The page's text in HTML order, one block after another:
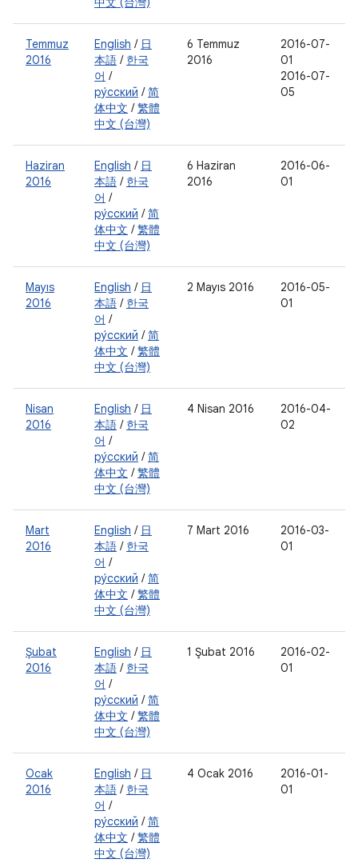
Temmuz
2016
English / 日
本語 / 한국
어 /
ру́сский /简
体中文 /繁體
中文 (台灣)
6 Temmuz
2016
2016-07-
01
2016-07-
05
Haziran
2016
English / 日
本語 / 한국
어 /
ру́сский /简
体中文 /繁體
中文 (台灣)
6 Haziran
2016
2016-06-
01
Mayıs
2016
English / 日
本語 / 한국
어 /
ру́сский /简
体中文 /繁體
中文 (台灣)
2 Mayıs 2016
2016-05-
01
Nisan
2016
English / 日
本語 / 한국
어 /
ру́сский /简
体中文 /繁體
中文 (台灣)
4 Nisan 2016
2016-04-
02
Mart
2016
English / 日
本語 / 한국
어 /
ру́сский /简
体中文 /繁體
中文 (台灣)
7 Mart 2016
2016-03-
01
Şubat
2016
English / 日
本語 / 한국
어 /
ру́сский /简
体中文 /繁體
中文 (台灣)
1 Şubat 2016
2016-02-
01
Ocak
2016
English / 日
本語 / 한국
어 /
ру́сский /简
体中文 /繁體
中文 (台灣)
4 Ocak 2016
2016-01-
01